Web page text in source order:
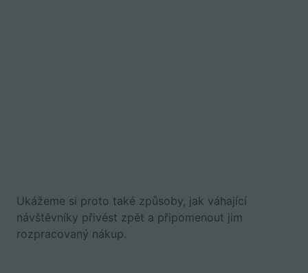
Ukážeme si proto také způsoby, jak váhající
návštěvníky přivést zpět a připomenout jim
rozpracovaný nákup.